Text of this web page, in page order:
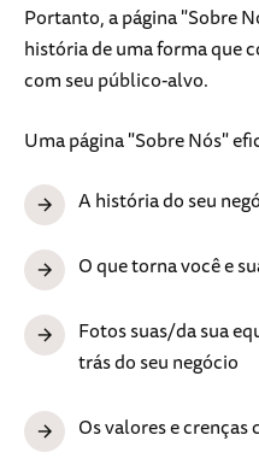
Portanto, a página "Sobre
história de uma forma que
com seu público-alvo.
Uma página "Sobre Nós"
A história do seu
O que torna você e
Fotos suas/da sua
trás do seu negócio
Os valores e crenças